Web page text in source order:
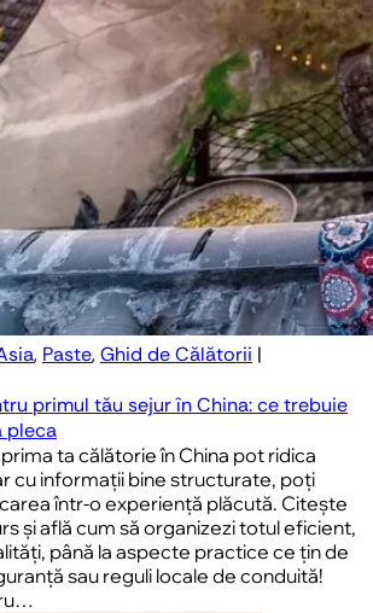
, Paste,Ghid de Călătorii |
primul tău sejur în China: ce trebuie
pleca
ta călătorie în China pot ridica
cu informații bine structurate, poți
într-o experiență plăcută. Citește
și află cum să organizezi totul eficient,
până la aspecte practice ce țin de
sau reguli locale de conduită!